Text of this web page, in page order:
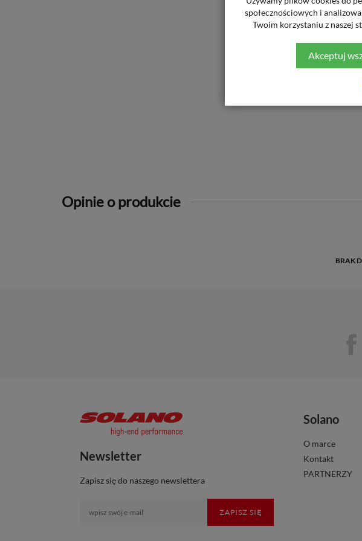
Opinie o produkcie
BRAK
Newsletter
Zapisz się do naszego newslettera
ZAPISZ SIĘ
Solano
O marce
Kontakt
PARTNERZY
społecznościowych i
Twoim korzystaniu z naszej
Akceptuj